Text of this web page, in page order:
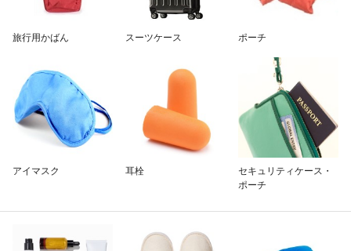
旅行用かばん スーツケース ポーチ
アイマスク 耳栓
セキュリティケース・
ポーチ